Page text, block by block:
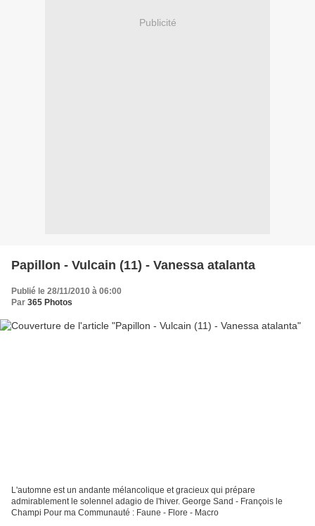
Publicité
Papillon - Vulcain (11) - Vanessa atalanta
Publié le 28/11/2010 à 06:00
Par 365 Photos
L'automne est un andante mélancolique et gracieux qui prépare
admirablement le solennel adagio de l'hiver. George Sand - François le
Champi Pour ma Communauté : Faune - Flore - Macro